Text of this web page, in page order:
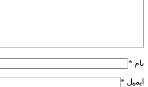
نام *
ایمیل *